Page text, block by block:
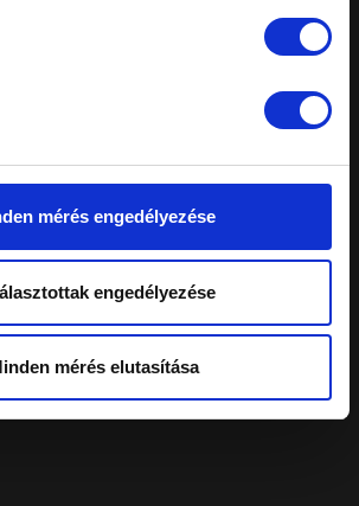
mérés engedélyezése
engedélyezése
mérés elutasítása
ajánlatokért fordulj